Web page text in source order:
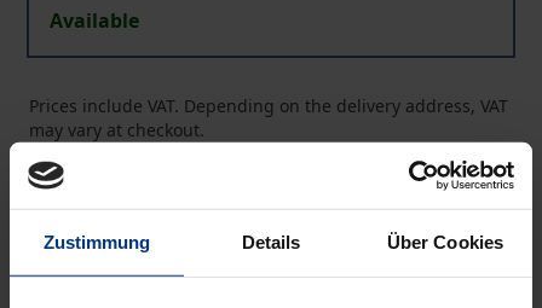
Zustimmung Details Über Cookies
Available
Prices include VAT. Depending on the delivery address, VAT
may vary at checkout.
Add to Wish List
Delivery cost notice